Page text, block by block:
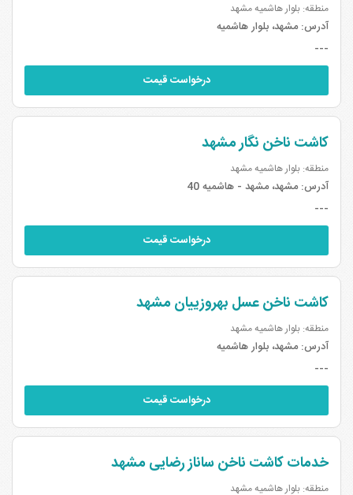
منطقه: بلوار هاشمیه مشهد
آدرس:مشهد، بلوار هاشمیه
---
درخواست قیمت
کاشت ناخن نگار مشهد
منطقه: بلوار هاشمیه مشهد
آدرس:مشهد، مشهد - هاشمیه 40
---
درخواست قیمت
کاشت ناخن عسل بهروزییان مشهد
منطقه: بلوار هاشمیه مشهد
آدرس:مشهد، بلوار هاشمیه
---
درخواست قیمت
خدمات کاشت ناخن ساناز رضایی مشهد
منطقه: بلوار هاشمیه مشهد